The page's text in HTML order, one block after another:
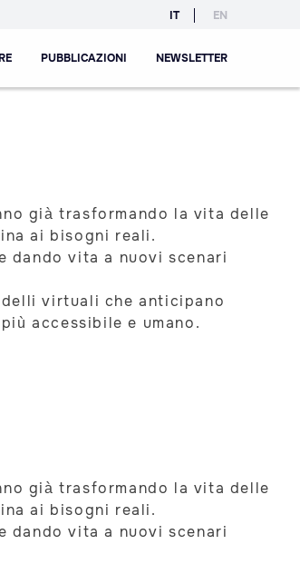
IT EN
PUBBLICAZIONI NEWSLETTER
già trasformando la vita delle
ai bisogni reali.
vita a nuovi scenari
virtuali che anticipano
accessibile e umano.
già trasformando la vita delle
ai bisogni reali.
vita a nuovi scenari